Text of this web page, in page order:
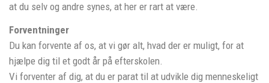
at du selv og andre synes, at her er rart at være.
Forventninger
Du kan forvente af os, at vi gør alt, hvad der er muligt, for at
hjælpe dig til et godt år på efterskolen.
Vi forventer af dig, at du er parat til at udvikle dig menneskeligt